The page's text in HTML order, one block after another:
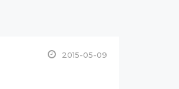
2015-05-09